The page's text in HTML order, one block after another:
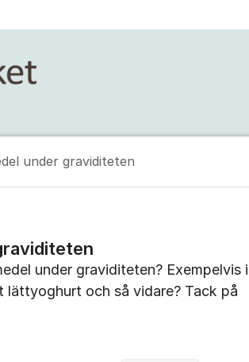
under graviditeten
under graviditeten? Exempelvis i
och så vidare? Tack på